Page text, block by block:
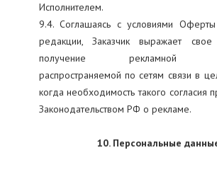
Исполнителем.
9.4. Соглашаясь с условиями
редакции, Заказчик выражает
получение рекламной
распространяемой по сетям связи в
когда необходимость такого согласия
Законодательством РФ о рекламе.
10. Персональные